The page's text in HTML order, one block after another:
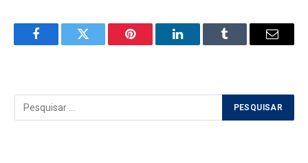
FacebookTwitter Pinterest LinkedInTumblr Email